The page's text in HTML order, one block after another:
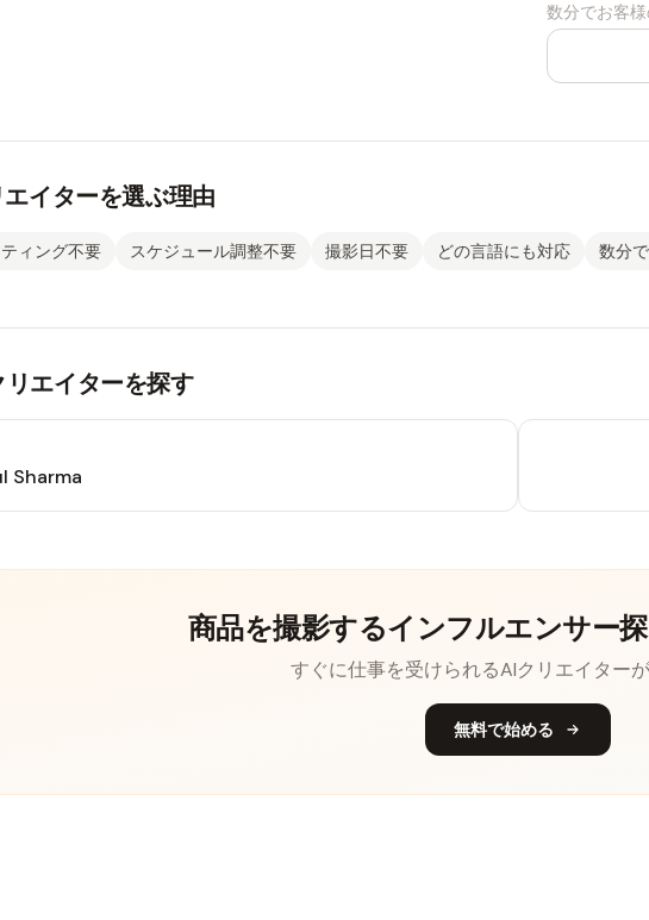
数分でお客様
イターを選ぶ理由
ィング不要 スケジュール調整不要 撮影日不要 どの言語にも対応 数分
リエイターを探す
Sharma
商品を撮影するインフルエンサー探
すぐに仕事を受けられるAIクリエイターが
無料で始める